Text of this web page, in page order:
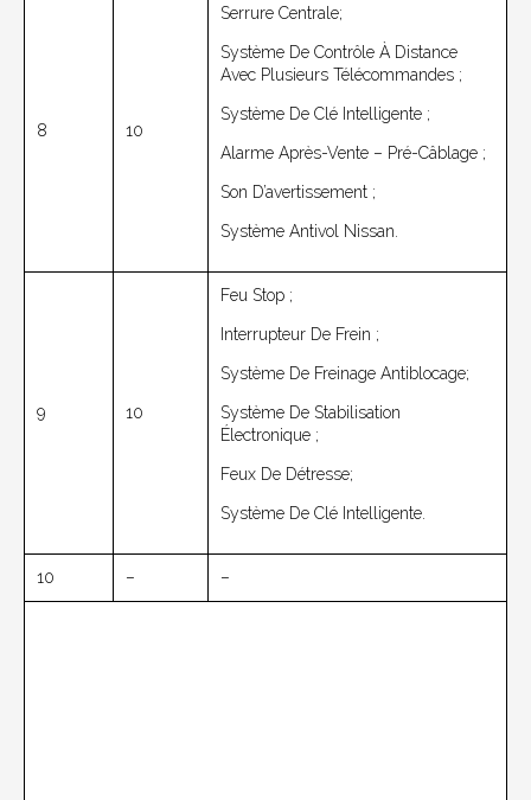
8 10
Serrure Centrale;
Système De Contrôle À Distance
Avec Plusieurs Télécommandes ;
Système De Clé Intelligente ;
Alarme Après-Vente – Pré-Câblage ;
Son D’avertissement ;
Système Antivol Nissan.
9 10
Feu Stop ;
Interrupteur De Frein ;
Système De Freinage Antiblocage;
Système De Stabilisation
Électronique ;
Feux De Détresse;
Système De Clé Intelligente.
10 – –